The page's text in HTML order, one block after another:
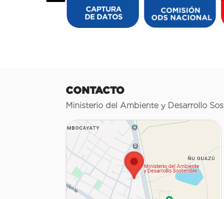
CONTACTO
Ministerio del Ambiente y Desarrollo